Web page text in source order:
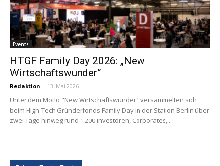
Events
HTGF Family Day 2026: „New
Wirtschaftswunder“
Redaktion - 13. Mai 2026
Unter dem Motto "New Wirtschaftswunder" versammelten sich
beim High-Tech Gründerfonds Family Day in der Station Berlin über
zwei Tage hinweg rund 1.200 Investoren, Corporates,...